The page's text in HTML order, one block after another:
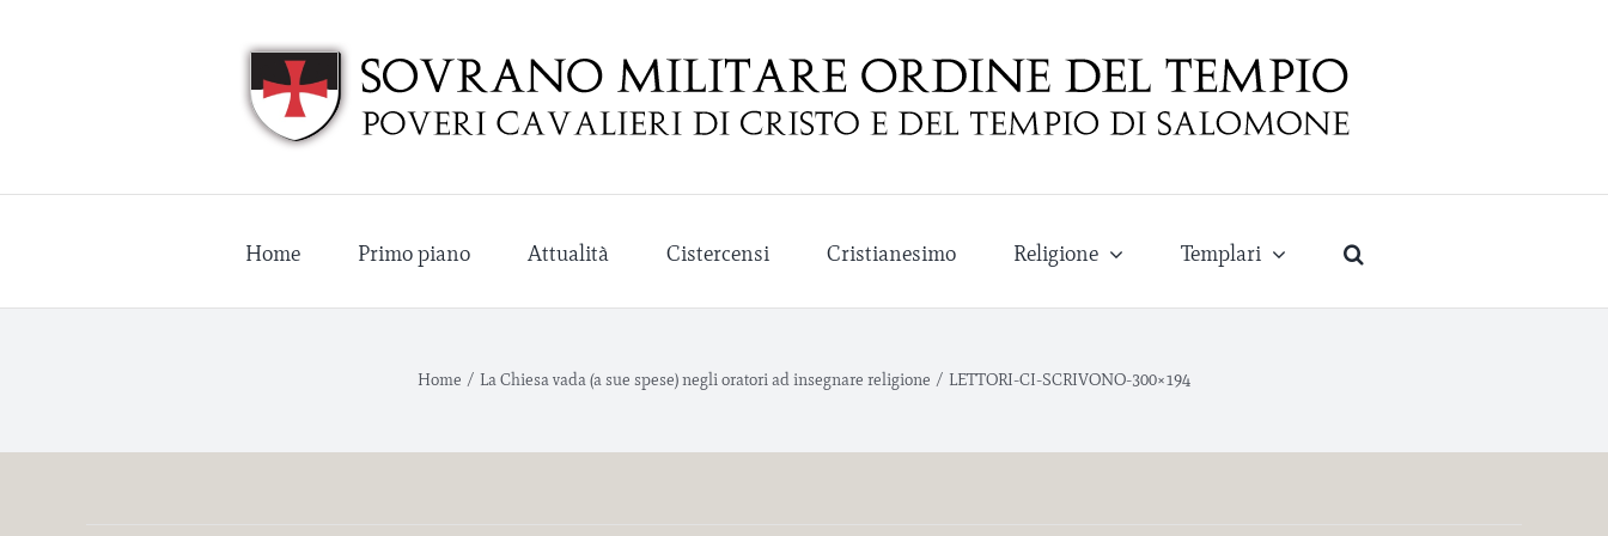
Home Primo piano Attualità Cistercensi Cristianesimo Religione Templari
Home / La Chiesa vada (a sue spese) negli oratori ad insegnare religione / LETTORI-CI-SCRIVONO-300×194